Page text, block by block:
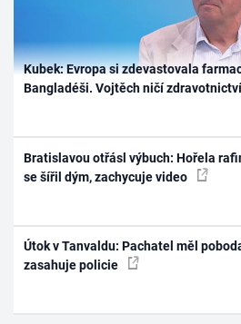
Kubek: Evropa si zdevastovala
Bangladéši. Vojtěch ničí
Bratislavou otřásl výbuch: Hořela
se šířil dým, zachycuje video
Útok v Tanvaldu: Pachatel měl
zasahuje policie